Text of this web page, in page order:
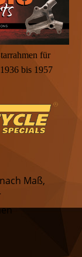
für
bis 1957
Maß,